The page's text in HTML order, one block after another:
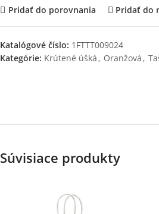
Pridať do porovnania Pridať do
Katalógové číslo: 1FTTT009024
Kategórie: Krútené úšká, Oranžová,
Súvisiace produkty